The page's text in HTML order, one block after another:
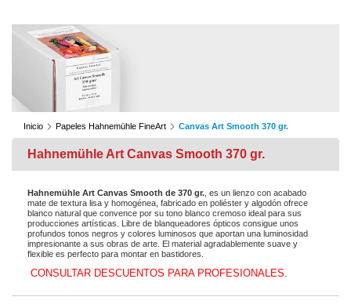
Inicio Papeles Hahnemühle FineArt Canvas Art Smooth 370 gr.
Hahnemühle Art Canvas Smooth 370 gr.
Hahnemühle Art Canvas Smooth de 370 gr. , es un lienzo con acabado
mate de textura lisa y homogénea, fabricado en poliéster y algodón ofrece
blanco natural que convence por su tono blanco cremoso ideal para sus
producciones artísticas. Libre de blanqueadores ópticos consigue unos
profundos tonos negros y colores luminosos que aportan una luminosidad
impresionante a sus obras de arte. El material agradablemente suave y
flexible es perfecto para montar en bastidores.
CONSULTAR DESCUENTOS PARA PROFESIONALES.